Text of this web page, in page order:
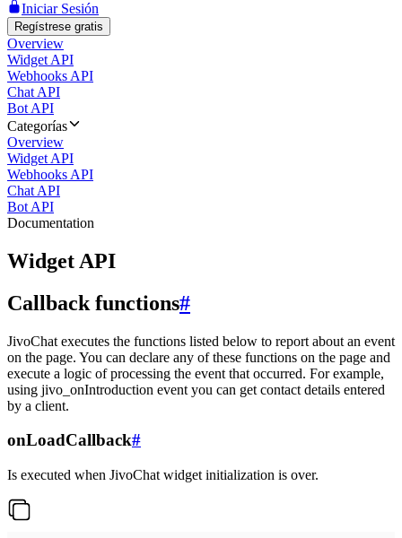
Iniciar Sesión
Regístrese gratis
Overview
Widget API
Webhooks API
Chat API
Bot API
Categorías
Overview
Widget API
Webhooks API
Chat API
Bot API
Documentation
Widget API
Callback functions#
JivoChat executes the functions listed below to report about an event
on the page. You can declare any of these functions on the page and
execute a logic of processing the event that occurred. For example,
using jivo_onIntroduction event you can get contact details entered
by a client.
onLoadCallback#
Is executed when JivoChat widget initialization is over.